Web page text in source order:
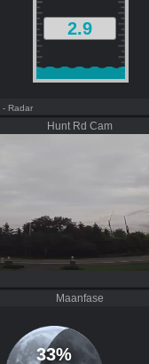
2.9
- Radar
Hunt Rd Cam
Maanfase
33%